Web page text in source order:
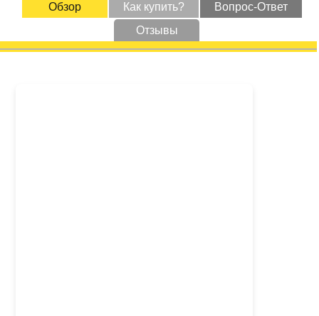
Обзор Как купить?
Вопрос-Ответ
Отзывы